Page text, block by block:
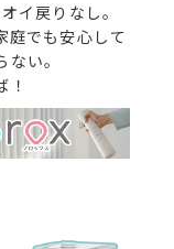
イ戻りなし。
庭でも安心して
い。
！